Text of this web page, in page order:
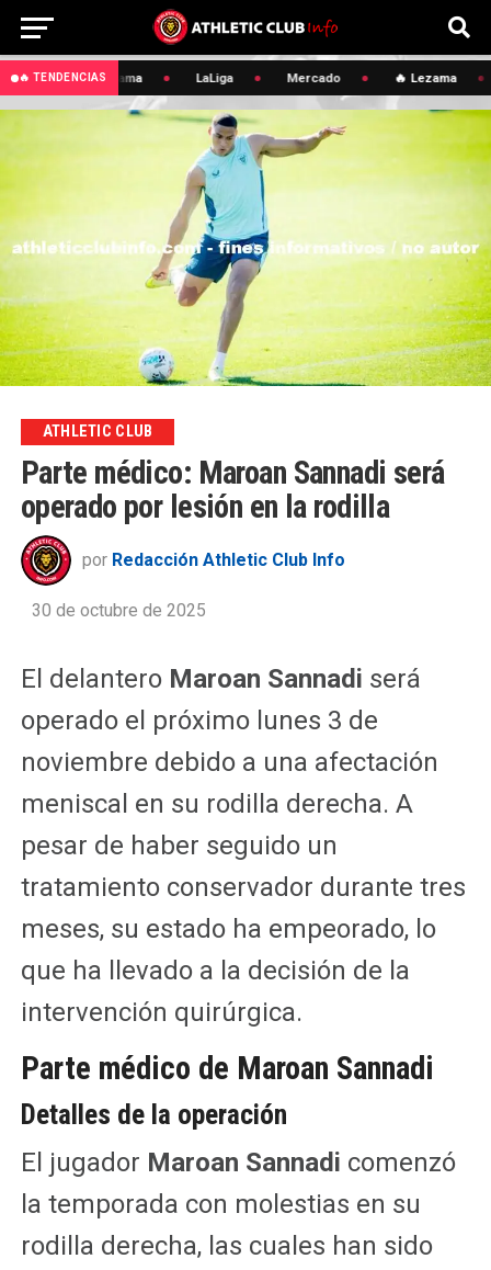
🔥 TENDENCIAS🔥 Lezama LaLiga Mercado 🔥 Lezama
ATHLETIC CLUB
Parte médico: Maroan Sannadi será
operado por lesión en la rodilla
por Redacción Athletic Club Info
30 de octubre de 2025
El delantero Maroan Sannadi será
operado el próximo lunes 3 de
noviembre debido a una afectación
meniscal en su rodilla derecha. A
pesar de haber seguido un
tratamiento conservador durante tres
meses, su estado ha empeorado, lo
que ha llevado a la decisión de la
intervención quirúrgica.
Parte médico de Maroan Sannadi
Detalles de la operación
El jugador Maroan Sannadi comenzó
la temporada con molestias en su
rodilla derecha, las cuales han sido